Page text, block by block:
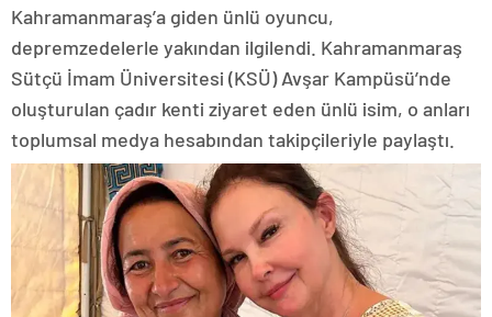
Kahramanmaraş’a giden ünlü oyuncu,
depremzedelerle yakından ilgilendi. Kahramanmaraş
Sütçü İmam Üniversitesi (KSÜ) Avşar Kampüsü’nde
oluşturulan çadır kenti ziyaret eden ünlü isim, o anları
toplumsal medya hesabından takipçileriyle paylaştı.